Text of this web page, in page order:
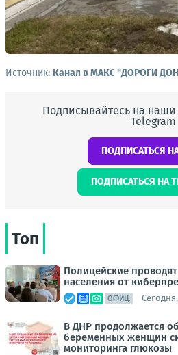
Источник: Канал в МАКС "ДОРОГИ
Подписывайтесь на
Telegram
ПОДПИСАТЬСЯ
ПОДПИСАТЬСЯ НА
Топ
Полицейские
населения от
ОФИЦ.
В ДНР продолжается
беременных женщин
мониторинга глюкозы